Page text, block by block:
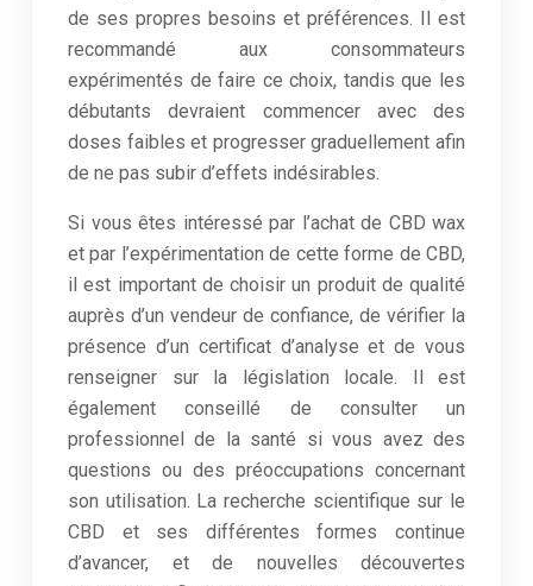
de ses propres besoins et préférences. Il est
recommandé aux consommateurs
expérimentés de faire ce choix, tandis que les
débutants devraient commencer avec des
doses faibles et progresser graduellement afin
de ne pas subir d’effets indésirables.
Si vous êtes intéressé par l’achat de CBD wax
et par l’expérimentation de cette forme de CBD,
il est important de choisir un produit de qualité
auprès d’un vendeur de confiance, de vérifier la
présence d’un certificat d’analyse et de vous
renseigner sur la législation locale. Il est
également conseillé de consulter un
professionnel de la santé si vous avez des
questions ou des préoccupations concernant
son utilisation. La recherche scientifique sur le
CBD et ses différentes formes continue
d’avancer, et de nouvelles découvertes